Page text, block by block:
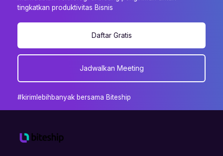
tingkatkan produktivitas Bisnis
Daftar Gratis
Jadwalkan Meeting
#kirimlebihbanyak bersama Biteship